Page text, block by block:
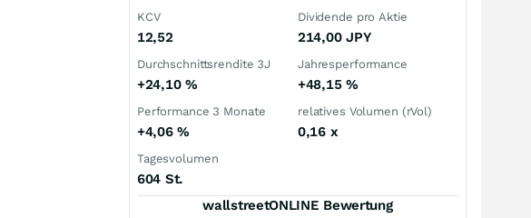
KCV
12,52
Dividende pro Aktie
214,00 JPY
Durchschnittsrendite 3J
+24,10 %
Jahresperformance
+48,15 %
Performance 3 Monate
+4,06%
relatives Volumen (rVol)
0,16 x
Tagesvolumen
604 St.
wallstreetONLINE Bewertung